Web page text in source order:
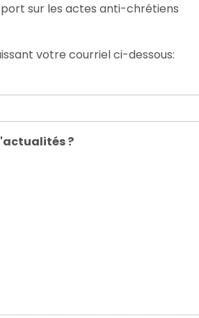
sur les actes anti-chrétiens
votre courriel ci-dessous:
?